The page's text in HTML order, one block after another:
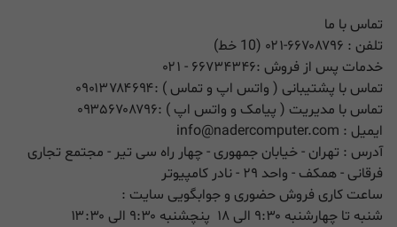
تماس با ما
تلفن : ۰۲۱-۶۶۷۰۸۷۹۶ (10 خط)
خدمات پس از فروش :۶۶۷۳۴۳۴۶ - ۰۲۱
تماس با پشتیبانی ( واتس اپ و تماس ) :۰۹۰۱۳۷۸۴۶۹۴
تماس با مدیریت ( پیامک و واتس اپ ) :۰۹۳۵۶۷۰۸۷۹۶
ایمیل : info@nadercomputer.com
آدرس : تهران - خیابان جمهوری - چهار راه سی تیر - مجتمع تجاری
فرقانی - همکف - واحد ۲۹ - نادر کامپیوتر
ساعت کاری فروش حضوری و جوابگویی سایت :
شنبه تا چهارشنبه ۹:۳۰ الی ۱۸ پنچشنبه ۹:۳۰ الی ۱۳:۳۰